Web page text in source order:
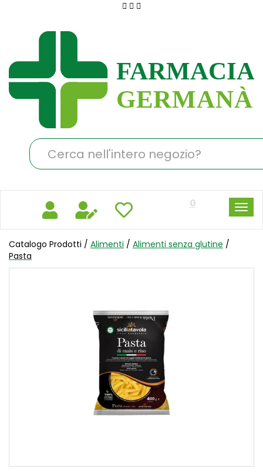
principale
Germanà
Cerca
Prodotto
0
Catalogo Prodotti / Alimenti / Alimenti senza glutine /
Pasta